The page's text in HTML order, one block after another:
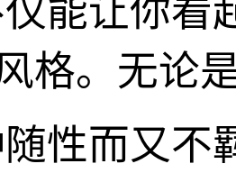
能让你看
格。无论
性而又不